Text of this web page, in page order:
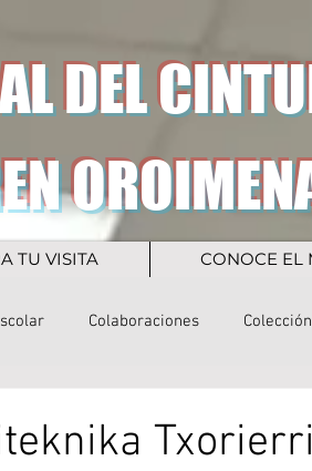
DEL
TU VISITA CONOCE EL
Colaboraciones Colección
Txorierri